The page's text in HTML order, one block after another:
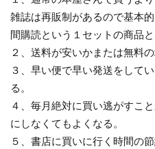
雑誌は再販制があるので基本
間購読という１セットの商品
２、送料が安いかまたは無料の
３、早い便で早い発送をして
る。
４、毎月絶対に買い逃がすこ
にしなくてもよくなる。
５、書店に買いに行く時間の節